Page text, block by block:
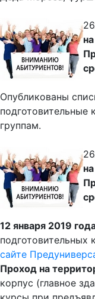
Опубликованы
подготовительные
группам.
12 января 2019
подготовительных
сайте
Проход на
корпус (главное